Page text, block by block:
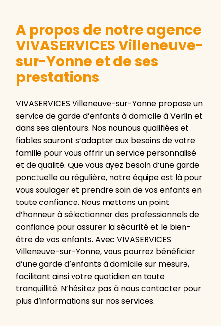
A propos de notre agence
VIVASERVICES Villeneuve-
sur-Yonne et de ses
prestations
VIVASERVICES Villeneuve-sur-Yonne propose un
service de garde d’enfants à domicile à Verlin et
dans ses alentours. Nos nounous qualifiées et
fiables sauront s’adapter aux besoins de votre
famille pour vous offrir un service personnalisé
et de qualité. Que vous ayez besoin d’une garde
ponctuelle ou régulière, notre équipe est là pour
vous soulager et prendre soin de vos enfants en
toute confiance. Nous mettons un point
d’honneur à sélectionner des professionnels de
confiance pour assurer la sécurité et le bien-
être de vos enfants. Avec VIVASERVICES
Villeneuve-sur-Yonne, vous pourrez bénéficier
d’une garde d’enfants à domicile sur mesure,
facilitant ainsi votre quotidien en toute
tranquillité. N’hésitez pas à nous contacter pour
plus d’informations sur nos services.